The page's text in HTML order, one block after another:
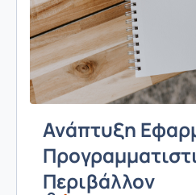
Ανάπτυξη
Περιβάλλον